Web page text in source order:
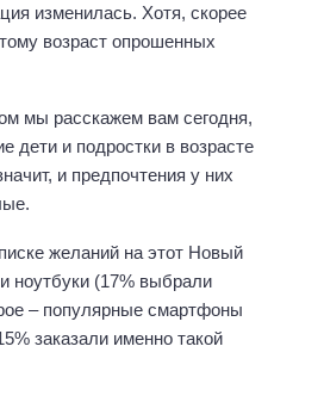
изменилась. Хотя, скорее
возраст опрошенных
мы расскажем вам сегодня,
дети и подростки в возрасте
и предпочтения у них
желаний на этот Новый
ноутбуки (17% выбрали
– популярные смартфоны
заказали именно такой